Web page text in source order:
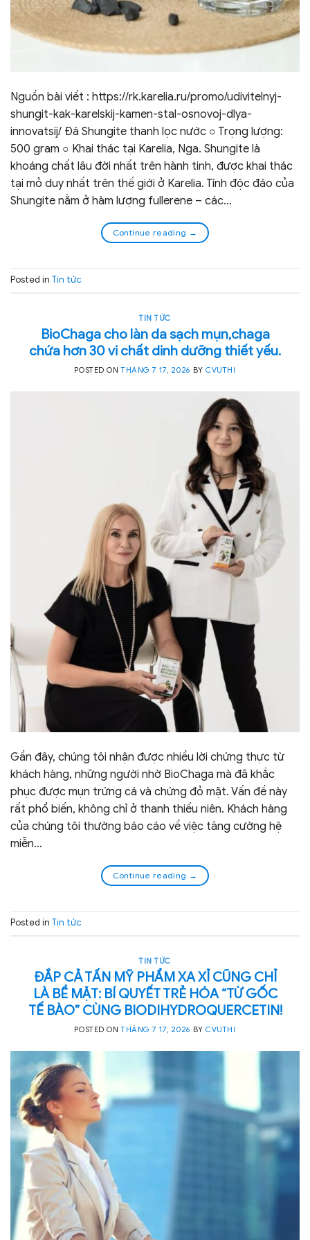
Nguồn bài viết : https://rk.karelia.ru/promo/udivitelnyj-
shungit-kak-karelskij-kamen-stal-osnovoj-dlya-
innovatsij/ Đá Shungite thanh lọc nước ○ Trọng lượng:
500 gram ○ Khai thác tại Karelia, Nga. Shungite là
khoáng chất lâu đời nhất trên hành tinh, được khai thác
tại mỏ duy nhất trên thế giới ở Karelia. Tính độc đáo của
Shungite nằm ở hàm lượng fullerene – các…
Continue reading →
Posted in Tin tức
TIN TỨC
BioChaga cho làn da sạch mụn,chaga
chứa hơn 30 vi chất dinh dưỡng thiết yếu.
POSTED ONTHÁNG 7 17, 2026 BYCVUTHI
Gần đây, chúng tôi nhận được nhiều lời chứng thực từ
khách hàng, những người nhờ BioChaga mà đã khắc
phục được mụn trứng cá và chứng đỏ mặt. Vấn đề này
rất phổ biến, không chỉ ở thanh thiếu niên. Khách hàng
của chúng tôi thường báo cáo về việc tăng cường hệ
miễn…
Continue reading →
Posted in Tin tức
TIN TỨC
ĐẮP CẢ TẤN MỸ PHẨM XA XỈ CŨNG CHỈ
LÀ BỀ MẶT: BÍ QUYẾT TRẺ HÓA “TỪ GỐC
TẾ BÀO” CÙNG BIODIHYDROQUERCETIN!
POSTED ONTHÁNG 7 17, 2026 BYCVUTHI